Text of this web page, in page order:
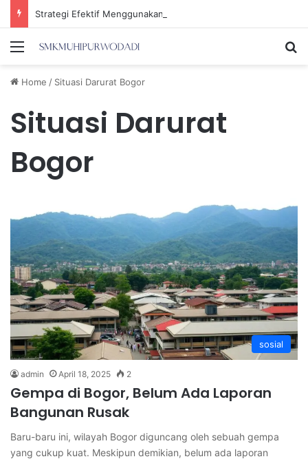
Menu
Home / Situasi Darurat Bogor
Situasi Darurat
Bogor
sosial
admin April 18, 2025 2
Gempa di Bogor, Belum Ada Laporan
Bangunan Rusak
Baru-baru ini, wilayah Bogor diguncang oleh sebuah gempa
yang cukup kuat. Meskipun demikian, belum ada laporan